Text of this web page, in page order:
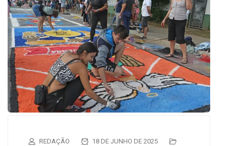
REDAÇÃO
18 DE JUNHO DE 2025